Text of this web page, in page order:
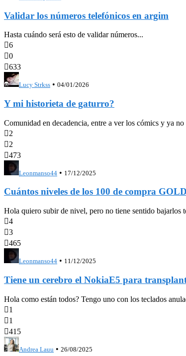
Validar los números telefónicos en argim
Hasta cuándo será esto de validar números...
6
0
633
Lucy Strkss • 04/01/2026
Y mi historieta de gaturro?
Comunidad en decadencia, entre a ver los cómics y ya no
2
2
473
Leonmanso44 • 17/12/2025
Cuántos niveles de los 100 de compra
Hola quiero subir de nivel, pero no tiene sentido bajarlos
4
3
465
Leonmanso44 • 11/12/2025
Tiene un cerebro el NokiaE5 para
Hola como están todos? Tengo uno con los teclados
1
1
415
Andrea Lauu • 26/08/2025